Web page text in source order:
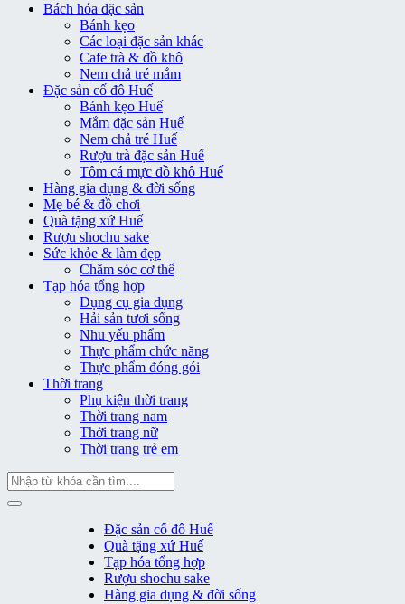
Bách hóa đặc sản
Bánh kẹo
Các loại đặc sản khác
Cafe trà & đồ khô
Nem chả tré mắm
Đặc sản cố đô Huế
Bánh kẹo Huế
Mắm đặc sản Huế
Nem chả tré Huế
Rượu trà đặc sản Huế
Tôm cá mực đồ khô Huế
Hàng gia dụng & đời sống
Mẹ bé & đồ chơi
Quà tặng xứ Huế
Rượu shochu sake
Sức khỏe & làm đẹp
Chăm sóc cơ thể
Tạp hóa tổng hợp
Dụng cụ gia dụng
Hải sản tươi sống
Nhu yếu phẩm
Thực phẩm chức năng
Thực phẩm đóng gói
Thời trang
Phụ kiện thời trang
Thời trang nam
Thời trang nữ
Thời trang trẻ em
Tìm
kiếm:
Đặc sản cố đô Huế
Quà tặng xứ Huế
Tạp hóa tổng hợp
Rượu shochu sake
Hàng gia dụng & đời sống